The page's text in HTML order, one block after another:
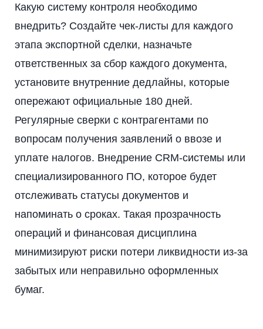
Какую систему контроля необходимо
внедрить? Создайте чек-листы для каждого
этапа экспортной сделки, назначьте
ответственных за сбор каждого документа,
установите внутренние дедлайны, которые
опережают официальные 180 дней.
Регулярные сверки с контрагентами по
вопросам получения заявлений о ввозе и
уплате налогов. Внедрение CRM-системы или
специализированного ПО, которое будет
отслеживать статусы документов и
напоминать о сроках. Такая прозрачность
операций и финансовая дисциплина
минимизируют риски потери ликвидности из-за
забытых или неправильно оформленных
бумаг.